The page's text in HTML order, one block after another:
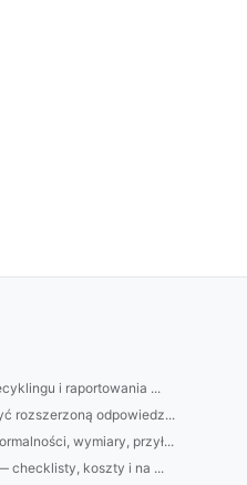
i raportowania ...
rozszerzoną odpowiedz...
wymiary, przył...
checklisty, koszty i na ...